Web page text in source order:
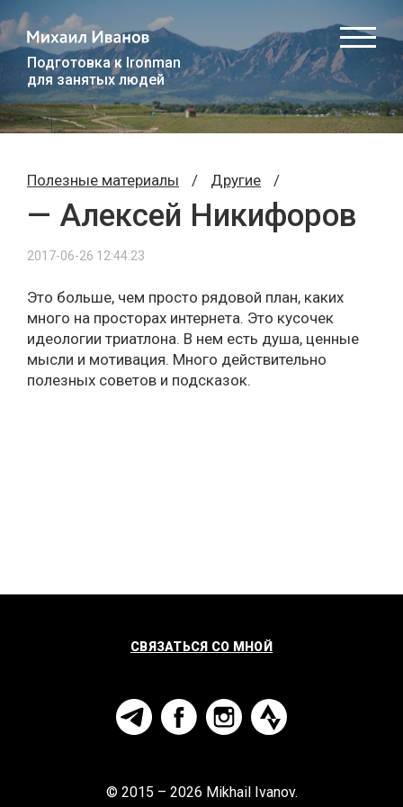
Подготовка к Ironman
для занятых людей
Полезные материалы / Другие /
— Алексей Никифоров
2017-06-26 12:44:23
Это больше, чем просто рядовой план, каких
много на просторах интернета. Это кусочек
идеологии триатлона. В нем есть душа, ценные
мысли и мотивация. Много действительно
полезных советов и подсказок.
СВЯЗАТЬСЯ СО МНОЙ
© 2015 – 2026 Mikhail Ivanov.